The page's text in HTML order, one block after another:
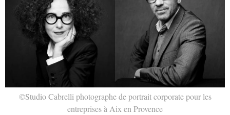
©Studio Cabrelli photographe de portrait corporate pour les
entreprises à Aix en Provence